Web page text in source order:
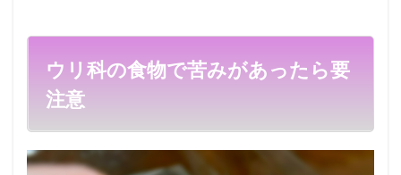
ウリ科の食物で苦みがあったら要
注意